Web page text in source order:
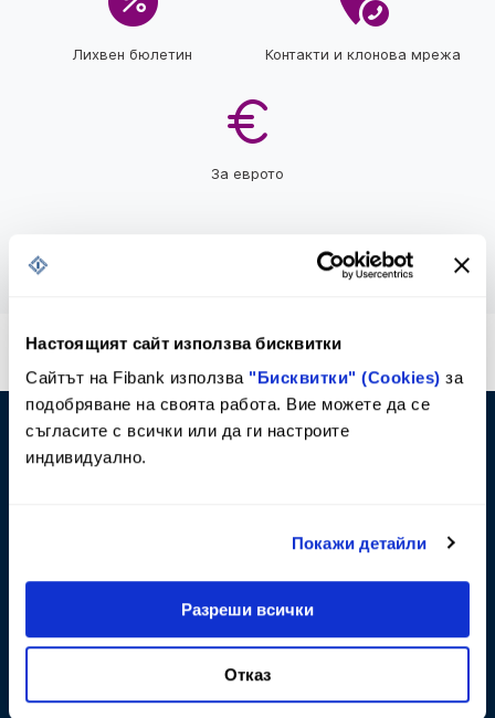
Настоящият сайт използва бисквитки
Сайтът на Fibank използва "Бисквитки" (Cookies) за
подобряване на своята работа. Вие можете да се
съгласите с всички или да ги настроите
индивидуално.
Покажи детайли
Разреши всички
Отказ
Лихвен бюлетин Контакти и клонова мрежа
За еврото
*2265
Кратък номер за достъп от стационарни и
мобилни телефони
0800 11 011
+359 2 818 0007
или+359 2 818 0006
Телефони за избиране от чужбина
call@fibank.bg
Пишете ни на нашата поща или попълнете
форма за запитване